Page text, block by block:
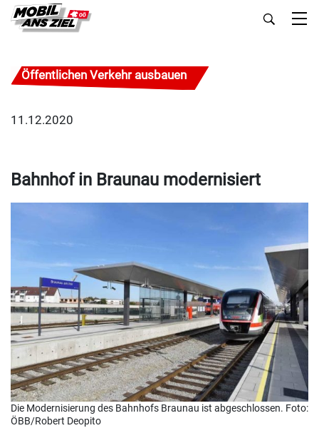
Öffentlichen Verkehr ausbauen
11.12.2020
Bahnhof in Braunau modernisiert
Die Modernisierung des Bahnhofs Braunau ist abgeschlossen. Foto:
ÖBB/Robert Deopito